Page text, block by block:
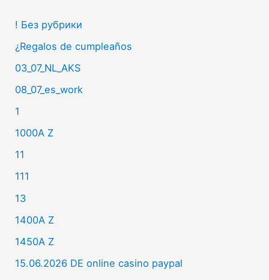
! Без рубрики
¿Regalos de cumpleaños
03_07_NL_AKS
08_07_es_work
1
1000A Z
11
111
13
1400A Z
1450A Z
15.06.2026 DE online casino paypal